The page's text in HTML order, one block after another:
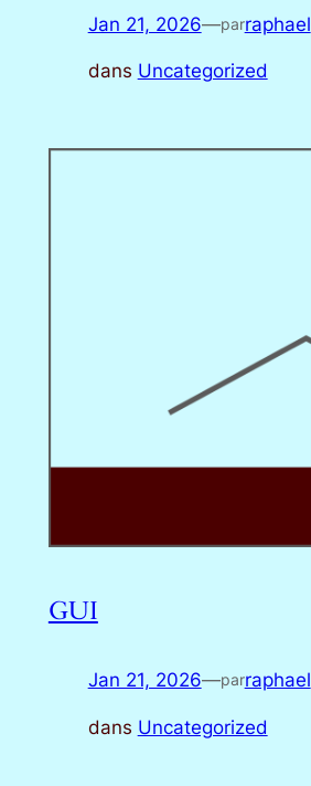
Jan 21, 2026—parraphael
dans Uncategorized
GUI
Jan 21, 2026—parraphael
dans Uncategorized